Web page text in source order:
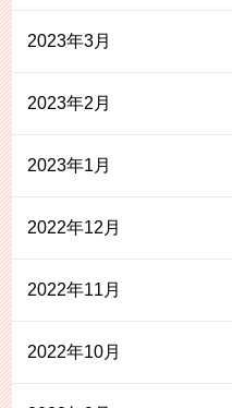
2023年3月
2023年2月
2023年1月
2022年12月
2022年11月
2022年10月